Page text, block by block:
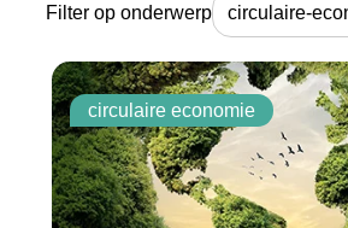
Filter op onderwerp circulaire-
circulaire economie